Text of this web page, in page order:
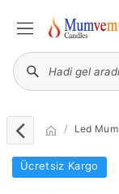
Led Mum
Ücretsiz Kargo